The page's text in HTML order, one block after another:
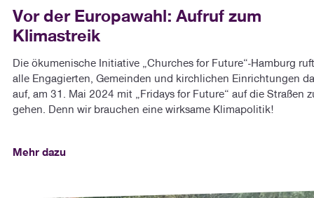
Vor der Europawahl: Aufruf zum
Klimastreik
Die ökumenische Initiative „Churches for Future“-Hamburg ruft
alle Engagierten, Gemeinden und kirchlichen Einrichtungen
auf, am 31. Mai 2024 mit „Fridays for Future“ auf die Straßen
gehen. Denn wir brauchen eine wirksame Klimapolitik!
Mehr dazu